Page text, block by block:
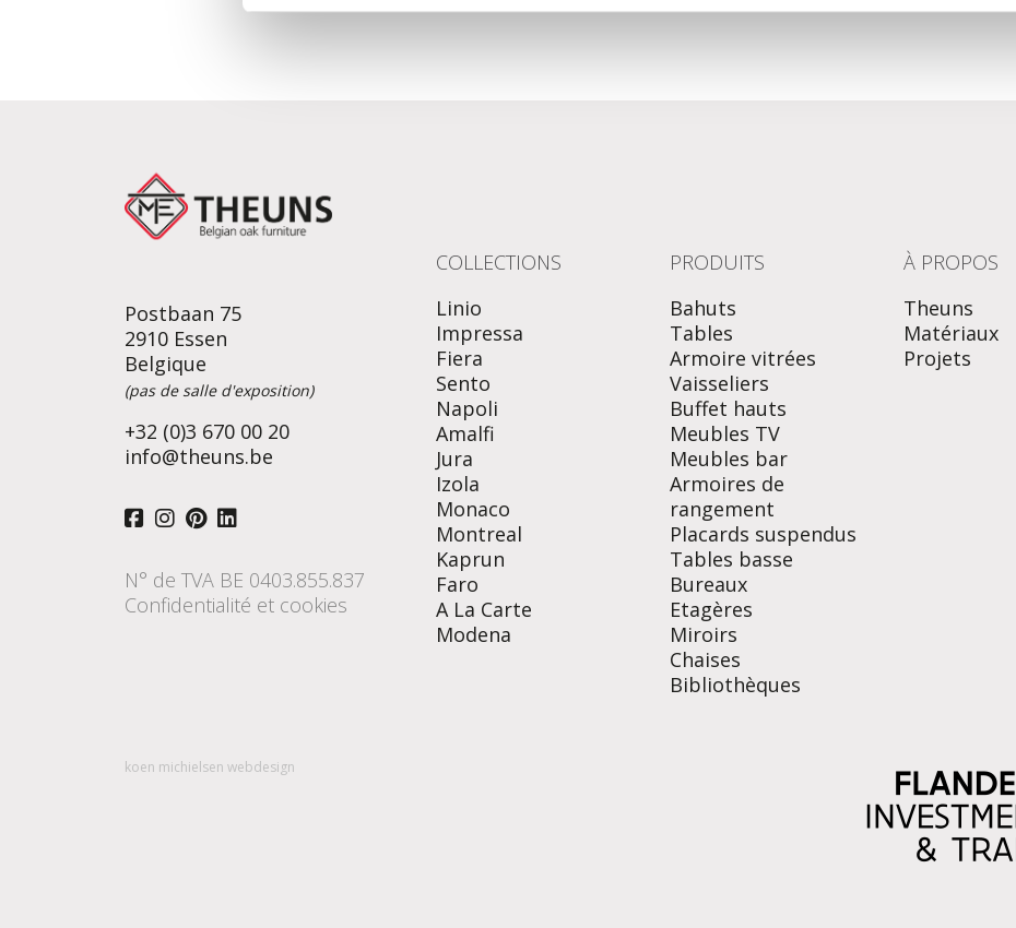
Postbaan 75
2910 Essen
Belgique
(pas de salle d'exposition)
+32 (0)3 670 00 20
info@theuns.be
N° de TVA BE 0403.855.837
Confidentialité et cookies
COLLECTIONS
Linio
Impressa
Fiera
Sento
Napoli
Amalfi
Jura
Izola
Monaco
Montreal
Kaprun
Faro
A La Carte
Modena
PRODUITS
Bahuts
Tables
Armoire vitrées
Vaisseliers
Buffet hauts
Meubles TV
Meubles bar
Armoires de
rangement
Placards suspendus
Tables basse
Bureaux
Etagères
Miroirs
Chaises
Bibliothèques
À PROPOS
Theuns
Matériaux
Projets
koen michielsen webdesign